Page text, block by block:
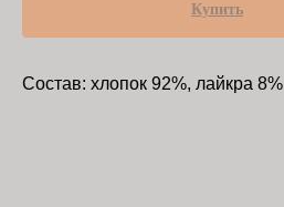
Купить
Состав: хлопок 92%, лайкра 8%